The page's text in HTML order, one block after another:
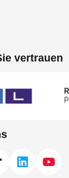
vertrauen